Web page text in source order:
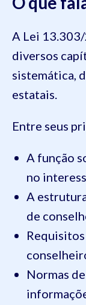
A Lei
diversos
sistemática,
estatais.
Entre seus
A função
no
A
de
Normas